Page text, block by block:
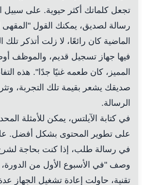
تجعل كلماتك أكثر حيوية. على سبيل
رسالة لصديق، يمكنك القول "المقهى
الماضية كان رائعًا، لا زلت أتذكر تلك
فيها جهاز تسجيل قديم، والموظف
المميز، كان طعمه غنيًا جدًا". هذه
صديقك يشعر بقيمة تلك التجربة،
الرسالة.
في كتابة الآيلتس، يمكن للأمثلة
على تطوير المحتوى بشكل أفضل.
في رسالة طلب، إذا كنت بحاجة
وصف "في الأسبوع الأول من
تقنية، حاولت إعادة تشغيل الجهاز